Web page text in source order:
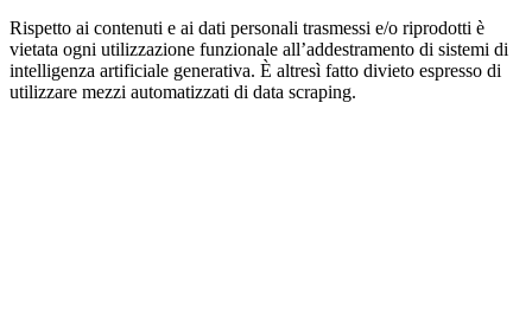
Rispetto ai contenuti e ai dati personali trasmessi e/o riprodotti è
vietata ogni utilizzazione funzionale all’addestramento di sistemi di
intelligenza artificiale generativa. È altresì fatto divieto espresso di
utilizzare mezzi automatizzati di data scraping.